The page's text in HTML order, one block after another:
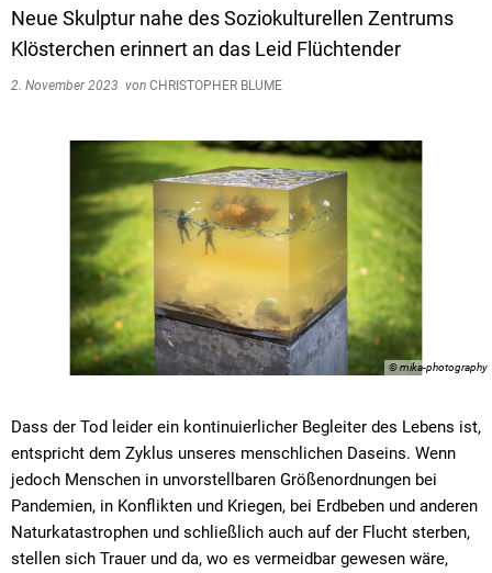
Neue Skulptur nahe des Soziokulturellen Zentrums
Klösterchen erinnert an das Leid Flüchtender
2. November 2023 von CHRISTOPHER BLUME
© mika-photography
Dass der Tod leider ein kontinuierlicher Begleiter des Lebens ist,
entspricht dem Zyklus unseres menschlichen Daseins. Wenn
jedoch Menschen in unvorstellbaren Größenordnungen bei
Pandemien, in Konflikten und Kriegen, bei Erdbeben und anderen
Naturkatastrophen und schließlich auch auf der Flucht sterben,
stellen sich Trauer und da, wo es vermeidbar gewesen wäre,